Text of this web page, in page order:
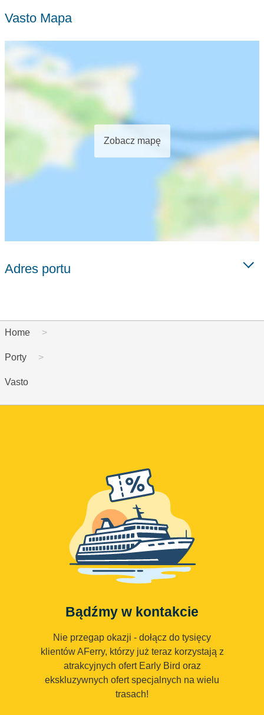
Vasto Mapa
Zobacz mapę
Adres portu
Home
Porty
Vasto
Bądźmy w kontakcie
Nie przegap okazji - dołącz do tysięcy
klientów AFerry, którzy już teraz korzystają z
atrakcyjnych ofert Early Bird oraz
ekskluzywnych ofert specjalnych na wielu
trasach!